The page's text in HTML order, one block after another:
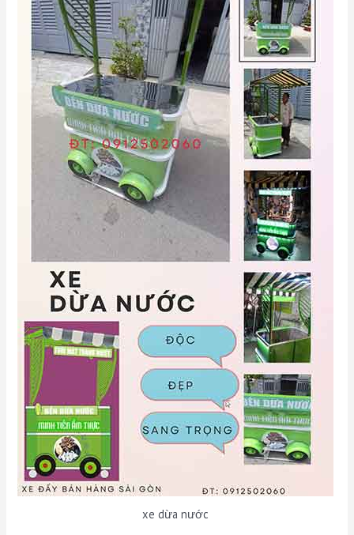
xe dừa nước